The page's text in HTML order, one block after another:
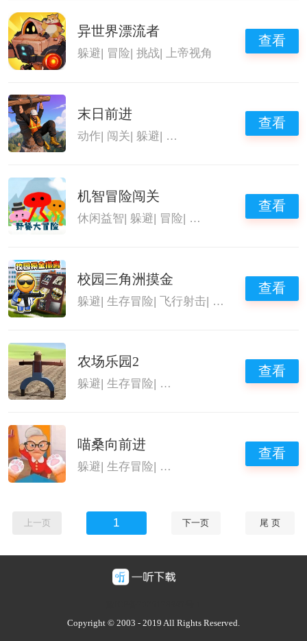
异世界漂流者
躲避 冒险 |挑战 上帝视角
查看
末日前进
动作| 闯关|躲避| 休闲益智游戏
查看
机智冒险闯关
休闲益智 |躲避 冒险 闯关类手游合集
查看
校园三角洲摸金
躲避|生存冒险|飞行射击| 三角洲行动手游
查看
农场乐园2
躲避 |生存冒险 恐怖刺激的游戏 |恐怖
查看
喵桑向前进
躲避|生存冒险| 休闲益智游戏 上手简单的
查看
上一页 1 下一页 尾 页
Copyright © 2003 - 2019 All Rights Reserved.